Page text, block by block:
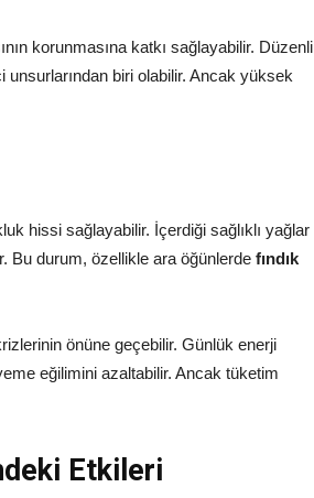
korunmasına katkı sağlayabilir. Düzenli
unsurlarından biri olabilir. Ancak yüksek
hissi sağlayabilir. İçerdiği sağlıklı yağlar
Bu durum, özellikle ara öğünlerde fındık
önüne geçebilir. Günlük enerji
eğilimini azaltabilir. Ancak tüketim
Etkileri